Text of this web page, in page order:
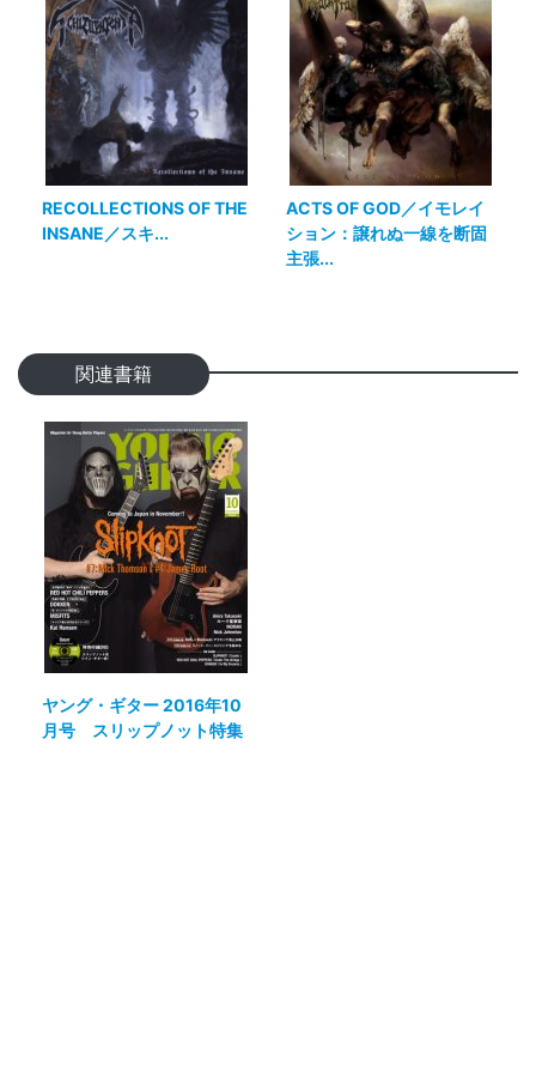
RECOLLECTIONS OF THE
INSANE／スキ...
ACTS OF GOD／イモレイ
ション：譲れぬ一線を断固
主張...
関連書籍
ヤング・ギター 2016年10
月号 スリップノット特集